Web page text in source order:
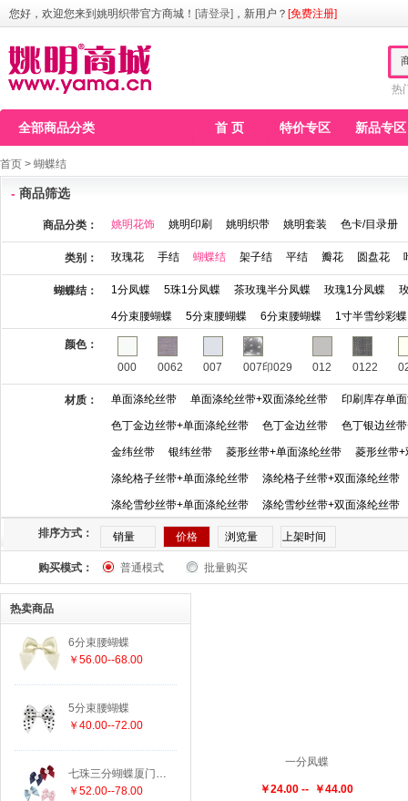
您好，欢迎您来到姚明织带官方商城！ [请登录] ，新用户？ [免费注册]
热
全部商品分类 首 页 特价专区 新品专区
首页 > 蝴蝶结
- 商品筛选
商品分类： 姚明花饰 姚明印刷 姚明织带 姚明套装 色卡/目录册
类别： 玫瑰花 手结 蝴蝶结 架子结 平结 瓣花 圆盘花
蝴蝶结： 1分凤蝶 5珠1分凤蝶 茶玫瑰半分凤蝶 玫瑰1分凤蝶
4分束腰蝴蝶 5分束腰蝴蝶 6分束腰蝴蝶 1寸半雪纱彩蝶
颜色：
000
0062 007 007印029 012 0122
1044 1062 1080 1133 117 123 123-
250 250-1080 250-A020 250-A033 250-
3153 317 323 333-A062
750
A006 A033
材质： 单面涤纶丝带 单面涤纶丝带+双面涤纶丝带 印刷库存单
色丁金边丝带+单面涤纶丝带 色丁金边丝带 色丁银边丝
金纬丝带 银纬丝带 菱形丝带+单面涤纶丝带 菱形丝带
涤纶格子丝带+单面涤纶丝带 涤纶格子丝带+双面涤纶丝带
涤纶雪纱丝带+单面涤纶丝带 涤纶雪纱丝带+双面涤纶丝带
排序方式： 销量 价格 浏览量 上架时间
购买模式： 普通模式 批量购买
一分凤蝶
￥24.00 -- ￥44.00
热卖商品
6分束腰蝴蝶
￥56.00--68.00
5分束腰蝴蝶
￥40.00--72.00
七珠三分蝴蝶厦门织带批发
￥52.00--78.00